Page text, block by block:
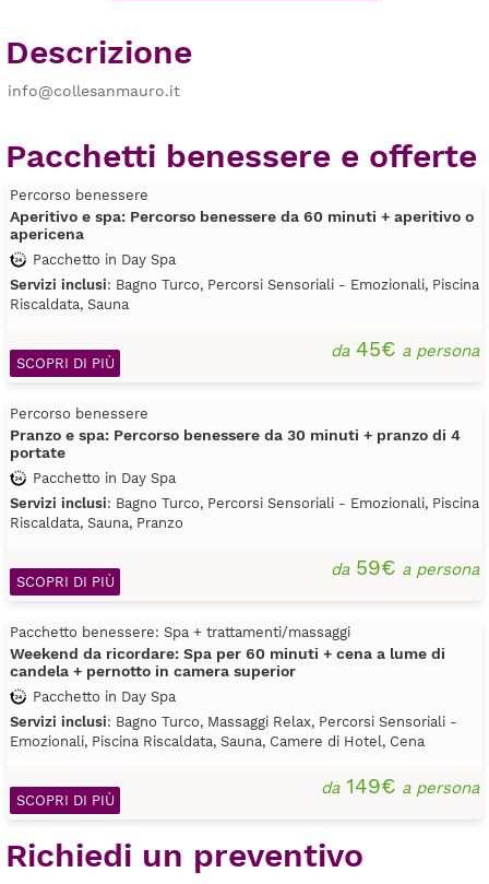
Descrizione
info@collesanmauro.it
Pacchetti benessere e offerte
Percorso benessere
Aperitivo e spa: Percorso benessere da 60 minuti + aperitivo o
apericena
Pacchetto in Day Spa
Servizi inclusi: Bagno Turco, Percorsi Sensoriali - Emozionali, Piscina
Riscaldata, Sauna
da45€ a persona
SCOPRI DI PIÙ
Percorso benessere
Pranzo e spa: Percorso benessere da 30 minuti + pranzo di 4
portate
Pacchetto in Day Spa
Servizi inclusi: Bagno Turco, Percorsi Sensoriali - Emozionali, Piscina
Riscaldata, Sauna, Pranzo
da59€ a persona
SCOPRI DI PIÙ
Pacchetto benessere: Spa + trattamenti/massaggi
Weekend da ricordare: Spa per 60 minuti + cena a lume di
candela + pernotto in camera superior
Pacchetto in Day Spa
Servizi inclusi: Bagno Turco, Massaggi Relax, Percorsi Sensoriali -
Emozionali, Piscina Riscaldata, Sauna, Camere di Hotel, Cena
da149€ a persona
SCOPRI DI PIÙ
Richiedi un preventivo